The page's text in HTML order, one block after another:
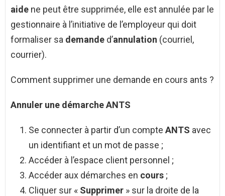
aide ne peut être supprimée, elle est annulée par le
gestionnaire à l’initiative de l’employeur qui doit
formaliser sa demande d’annulation (courriel,
courrier).
Comment supprimer une demande en cours ants ?
Annuler une démarcheANTS
Se connecter à partir d’un compte ANTS avec
un identifiant et un mot de passe ;
Accéder à l’espace client personnel ;
Accéder aux démarches en cours ;
Cliquer sur « Supprimer » sur la droite de la